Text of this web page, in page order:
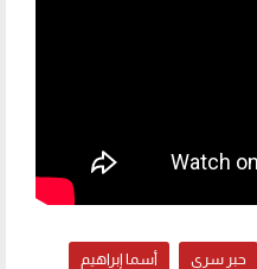
حبر سري أسما إبراهيم